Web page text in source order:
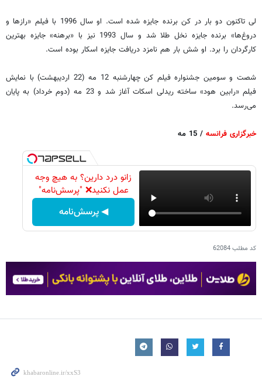
لی تاکنون دو بار در کن برنده جایزه شده است. او سال 1996 با فیلم «رازها و
دروغ‌ها» برنده جایزه نخل طلا شد و سال 1993 نیز با «برهنه» جایزه بهترین
کارگردان را برد. او شش بار هم نامزد دریافت جایزه اسکار بوده است.
شصت و سومین جشنواره فیلم کن چهارشنبه 12 مه (22 اردیبهشت) با نمایش
فیلم «رابین هود» ساخته ریدلی اسکات آغاز ‌شد و 23 مه (دوم خرداد) به پایان
می‌رسد.
خبرگزاری فرانسه / 15 مه
زانو درد دارین؟ به هیچ وجه
عمل نکنید❌ "پرسش‌نامه"
◀ پرسش‌نامه
کد مطلب62084